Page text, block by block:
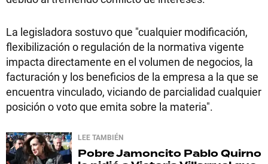
La legisladora sostuvo que "cualquier modificación,
flexibilización o regulación de la normativa vigente
impacta directamente en el volumen de negocios, la
facturación y los beneficios de la empresa a la que se
encuentra vinculado, viciando de parcialidad cualquier
posición o voto que emita sobre la materia".
LEE TAMBIÉN
Pobre Jamoncito Pablo Quirno